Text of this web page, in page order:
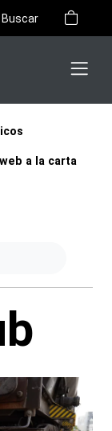
Buscar
a la carta